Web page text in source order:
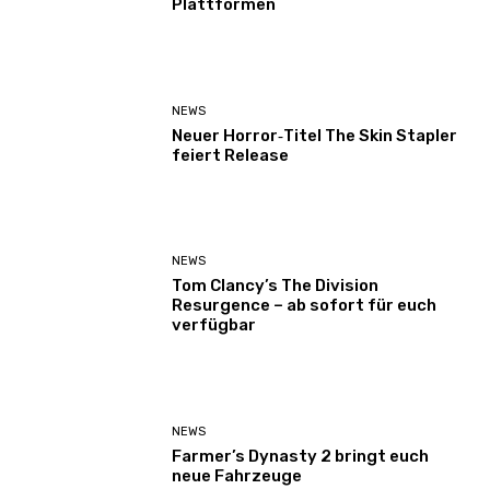
Plattformen
NEWS
Neuer Horror‑Titel The Skin Stapler
feiert Release
NEWS
Tom Clancy’s The Division
Resurgence – ab sofort für euch
verfügbar
NEWS
Farmer’s Dynasty 2 bringt euch
neue Fahrzeuge